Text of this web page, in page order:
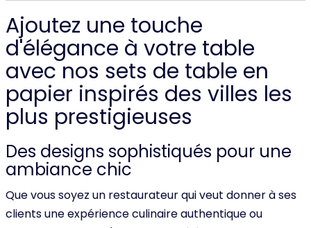
Ajoutez une touche
d'élégance à votre table
avec nos sets de table en
papier inspirés des villes les
plus prestigieuses
Des designs sophistiqués pour une
ambiance chic
Que vous soyez un restaurateur qui veut donner à ses
clients une expérience culinaire authentique ou